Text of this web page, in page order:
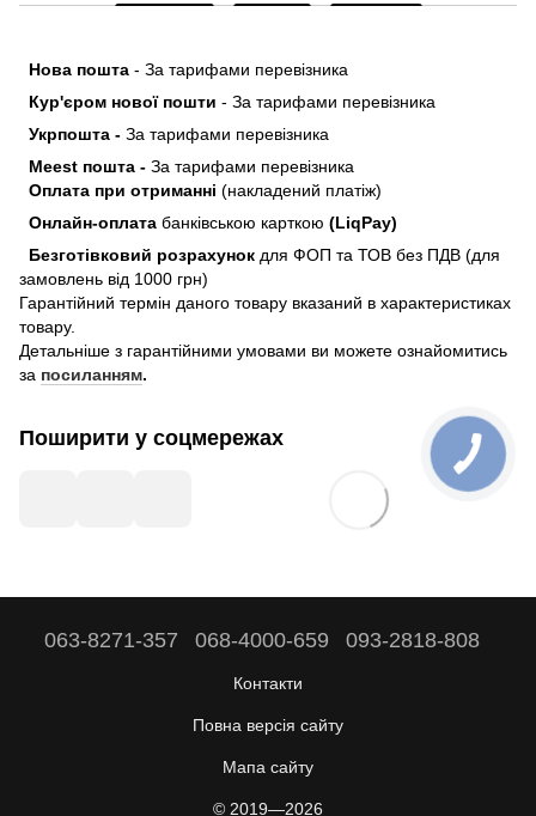
Нова пошта - За тарифами перевізника
Кур'єром нової пошти - За тарифами перевізника
Укрпошта - За тарифами перевізника
Meest пошта - За тарифами перевізника
Оплата при отриманні (накладений платіж)
Онлайн-оплата банківською карткою (LiqPay)
Безготівковий розрахунок для ФОП та ТОВ без ПДВ (для
замовлень від 1000 грн)
Гарантійний термін даного товару вказаний в характеристиках
товару.
Детальніше з гарантійними умовами ви можете ознайомитись
за посиланням.
Поширити у соцмережах
063-8271-357 068-4000-659 093-2818-808
Контакти
Повна версія сайту
Мапа сайту
© 2019—2026